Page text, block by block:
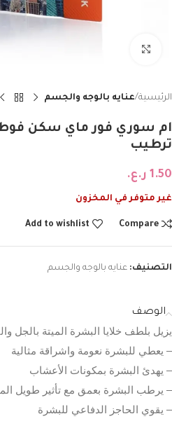
الرئيسية عنايه بالوجه والجسم
ام سوري فور ماي سكن
ترطيب
1.50 ر.ع.
غير متوفر في المخزون
Compare
Add to wishlist
التصنيف: عنايه بالوجه والجسم
الوصف
يزيل بلطف خلايا البشرة الميتة بالجل
– يعطي للبشرة نعومة واشراقة مثالية
– يهدئ البشرة بمكونات الأعشاب
– يرطب البشرة بعمق مع تأثير طويل
– يقوي الحاجز الدفاعي للبشرة